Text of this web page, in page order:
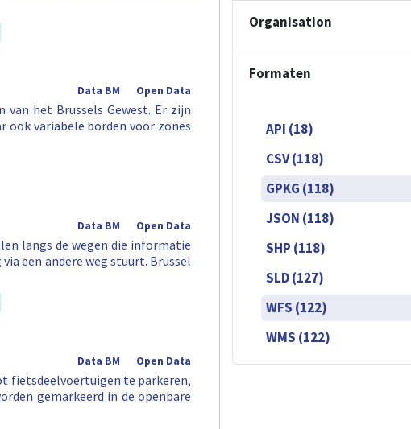
Open Data
Data BM
van het Brussels Gewest. Er zijn
ook variabele borden voor zones
Open Data
Data BM
langs de wegen die informatie
een andere weg stuurt. Brussel
Open Data
Data BM
fietsdeelvoertuigen te parkeren,
gemarkeerd in de openbare
Organisation
Formaten
API (18)
CSV (118)
GPKG (118)
JSON (118)
SHP (118)
SLD (127)
WFS (122)
WMS (122)